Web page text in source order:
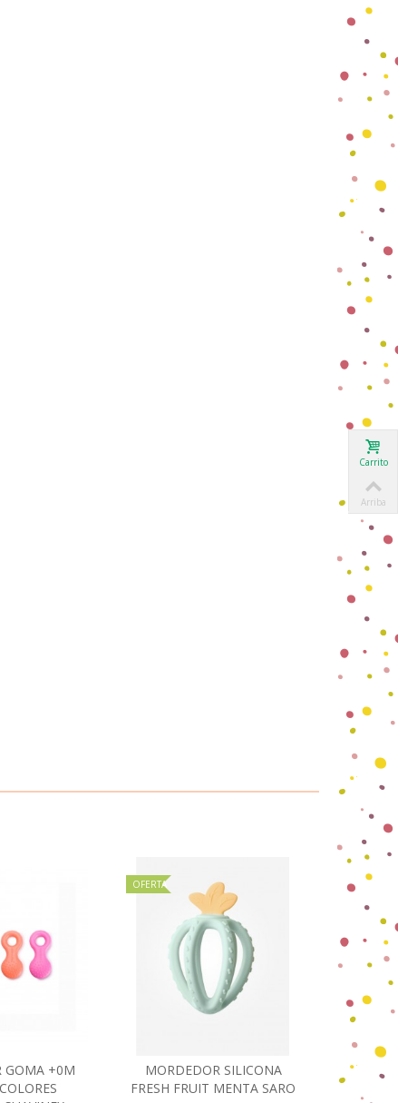
al carrito
GOMA +0M
OFERTA
Añadir al carrito
MORDEDOR SILICONA
FRESH FRUIT MENTA SARO
OFERTA
Carrito
Arriba